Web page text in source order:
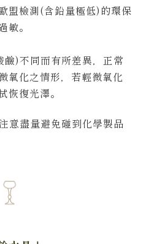
盟檢測(含鉛量極低)的環保
。
)不同而有所差異， 正常
氧化之情形，若輕微氧化
恢復光澤。
意盡量避免碰到化學製品